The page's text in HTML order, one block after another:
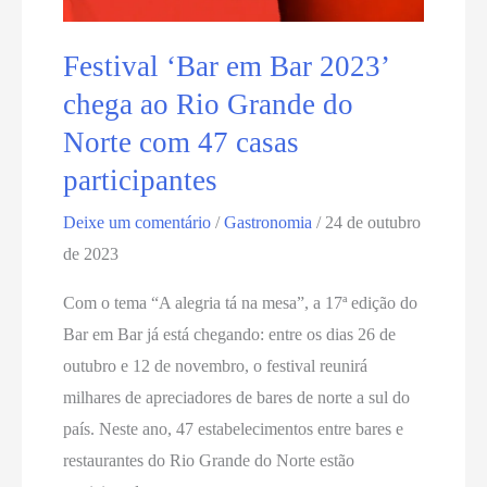
Festival ‘Bar em Bar 2023’
chega ao Rio Grande do
Norte com 47 casas
participantes
Deixe um comentário /Gastronomia / 24 de outubro
de 2023
Com o tema “A alegria tá na mesa”, a 17ª edição do
Bar em Bar já está chegando: entre os dias 26 de
outubro e 12 de novembro, o festival reunirá
milhares de apreciadores de bares de norte a sul do
país. Neste ano, 47 estabelecimentos entre bares e
restaurantes do Rio Grande do Norte estão